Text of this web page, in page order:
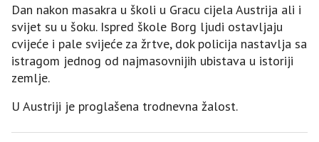
Dan nakon masakra u školi u Gracu cijela Austrija ali i
svijet su u šoku. Ispred škole Borg ljudi ostavljaju
cvijeće i pale svijeće za žrtve, dok policija nastavlja sa
istragom jednog od najmasovnijih ubistava u istoriji
zemlje.
U Austriji je proglašena trodnevna žalost.